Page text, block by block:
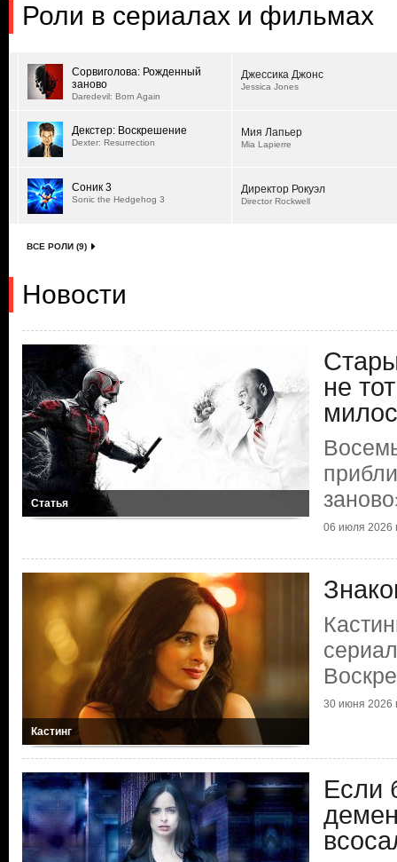
Роли в сериалах и фильмах
Сорвиголова: Рожденный
заново
Daredevil: Born Again
Джессика Джонс
Jessica Jones
Декстер: Воскрешение
Dexter: Resurrection
Мия Лапьер
Mia Lapierre
Соник 3
Sonic the Hedgehog 3
Директор Рокуэл
Director Rockwell
ВСЕ РОЛИ (9)
Новости
Статья
не
06 июля 2026
Кастинг
30 июня 2026
Если